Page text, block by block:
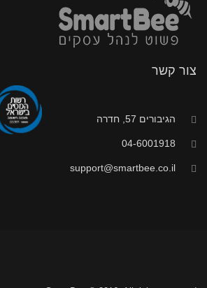
צור קשר
הגיבורים 57, חדרה
04-6001918
support@smartbee.co.il